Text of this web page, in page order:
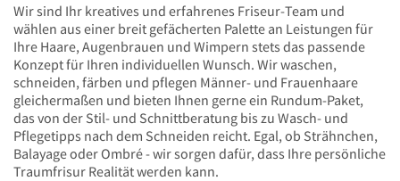
Wir sind Ihr kreatives und erfahrenes Friseur-Team und
wählen aus einer breit gefächerten Palette an Leistungen für
Ihre Haare, Augenbrauen und Wimpern stets das passende
Konzept für Ihren individuellen Wunsch. Wir waschen,
schneiden, färben und pflegen Männer- und Frauenhaare
gleichermaßen und bieten Ihnen gerne ein Rundum-Paket,
das von der Stil- und Schnittberatung bis zu Wasch- und
Pflegetipps nach dem Schneiden reicht. Egal, ob Strähnchen,
Balayage oder Ombré - wir sorgen dafür, dass Ihre persönliche
Traumfrisur Realität werden kann.